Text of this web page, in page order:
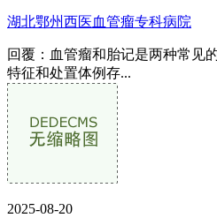
湖北鄂州西医血管瘤专科病院
回覆：血管瘤和胎记是两种常见
特征和处置体例存...
2025-08-20